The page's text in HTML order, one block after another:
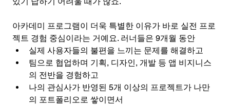
아카데미 프로그램이 더욱 특별한 이유가 바로 실전 프로
젝트 경험 중심이라는 거예요. 러너들은 9개월 동안
실제 사용자들의 불편을 느끼는 문제를 해결하고
팀으로 협업하며 기획, 디자인, 개발 등 앱 비지니스
의 전반을 경험하고
나의 관심사가 반영된 5개 이상의 프로젝트가 나만
의 포트폴리오로 쌓이면서